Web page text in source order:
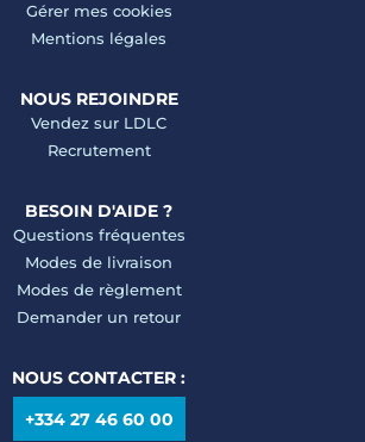
Gérer mes cookies
Mentions légales
NOUS REJOINDRE
Vendez sur LDLC
Recrutement
BESOIN D'AIDE ?
Questions fréquentes
Modes de livraison
Modes de règlement
Demander un retour
NOUS CONTACTER :
+334 27 46 60 00